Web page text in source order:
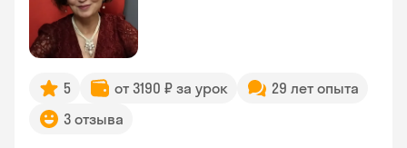
5 от 3190 ₽ за урок
29 лет опыта
3 отзыва